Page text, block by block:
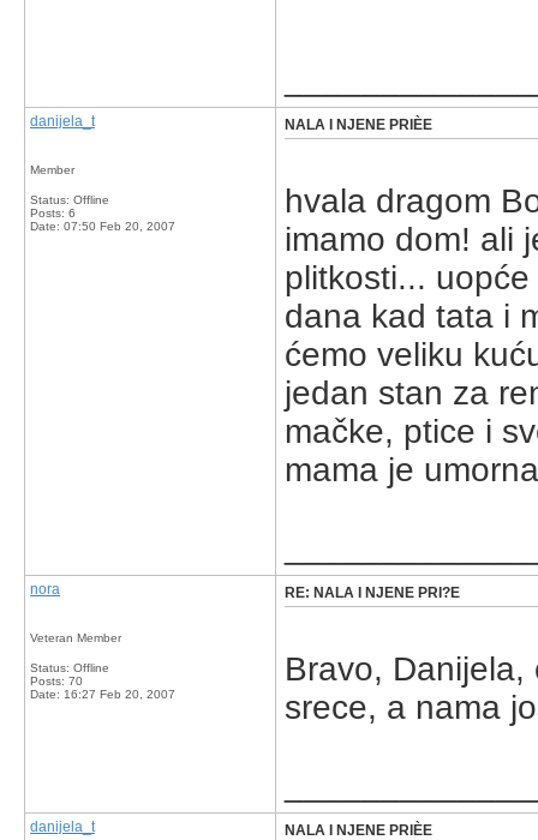
danijela_t
Member
Status: Offline
Posts: 6
Date: 07:50 Feb 20, 2007
NALA I NJENE PRIÈE
hvala dragom
imamo dom! ali
plitkosti...
dana kad tata i
ćemo veliku
jedan stan za
mačke, ptice i
mama je
nora
Veteran Member
Status: Offline
Posts: 70
Date: 16:27 Feb 20, 2007
RE: NALA I NJENE PRI?E
Bravo,
srece, a nama
danijela_t NALA I NJENE PRIÈE